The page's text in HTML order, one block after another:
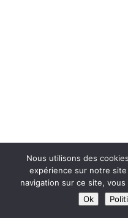
Nous utilisons des
expérience sur notre
navigation sur ce site,
Ok